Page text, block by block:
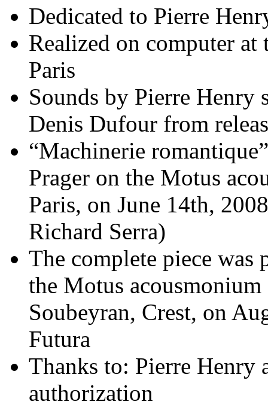
Dedicated to Pierre
Realized on computer at
Paris
Sounds by Pierre Henry
Denis Dufour from
“Machinerie
Prager on the Motus
Paris, on June 14th,
Richard Serra)
The complete piece was
the Motus
Soubeyran, Crest, on
Futura
Thanks to: Pierre Henry
authorization